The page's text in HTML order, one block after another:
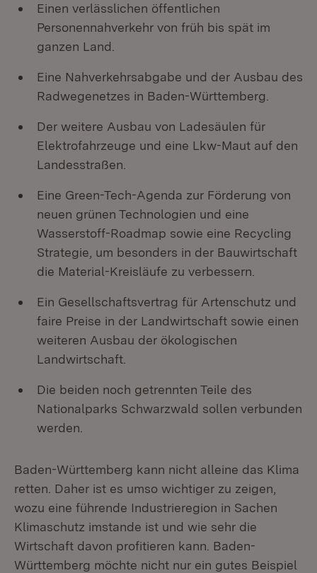
Einen verlässlichen öffentlichen
Personennahverkehr von früh bis spät im
ganzen Land.
Eine Nahverkehrsabgabe und der Ausbau des
Radwegenetzes in Baden-Württemberg.
Der weitere Ausbau von Ladesäulen für
Elektrofahrzeuge und eine Lkw-Maut auf den
Landesstraßen.
Eine Green-Tech-Agenda zur Förderung von
neuen grünen Technologien und eine
Wasserstoff-Roadmap sowie eine Recycling
Strategie, um besonders in der Bauwirtschaft
die Material-Kreisläufe zu verbessern.
Ein Gesellschaftsvertrag für Artenschutz und
faire Preise in der Landwirtschaft sowie einen
weiteren Ausbau der ökologischen
Landwirtschaft.
Die beiden noch getrennten Teile des
Nationalparks Schwarzwald sollen verbunden
werden.
Baden-Württemberg kann nicht alleine das Klima
retten. Daher ist es umso wichtiger zu zeigen,
wozu eine führende Industrieregion in Sachen
Klimaschutz imstande ist und wie sehr die
Wirtschaft davon profitieren kann. Baden-
Württemberg möchte nicht nur ein gutes Beispiel